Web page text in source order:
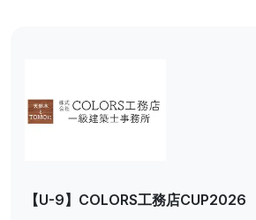
【U-9】COLORS工務店CUP2026